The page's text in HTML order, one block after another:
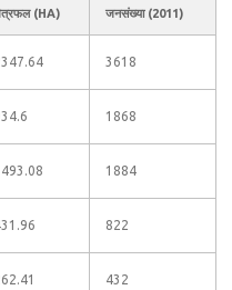
(HA) जनसंख्या (2011)
3618
1868
1884
822
432